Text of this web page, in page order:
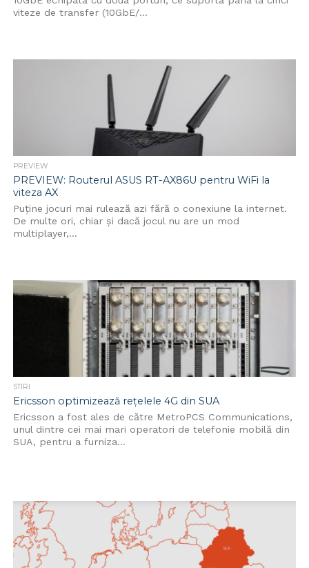
viteze de transfer (10GbE/...
PREVIEW
PREVIEW: Routerul ASUS RT-AX86U pentru WiFi la
viteza AX
Puține jocuri mai rulează azi fără o conexiune la internet.
De multe ori, chiar și dacă jocul nu are un mod
multiplayer,...
STIRI
Ericsson optimizează rețelele 4G din SUA
Ericsson a fost ales de către MetroPCS Communications,
unul dintre cei mai mari operatori de telefonie mobilă din
SUA, pentru a furniza...